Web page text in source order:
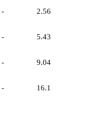
- 2.56
- 5.43
- 9.04
- 16.1